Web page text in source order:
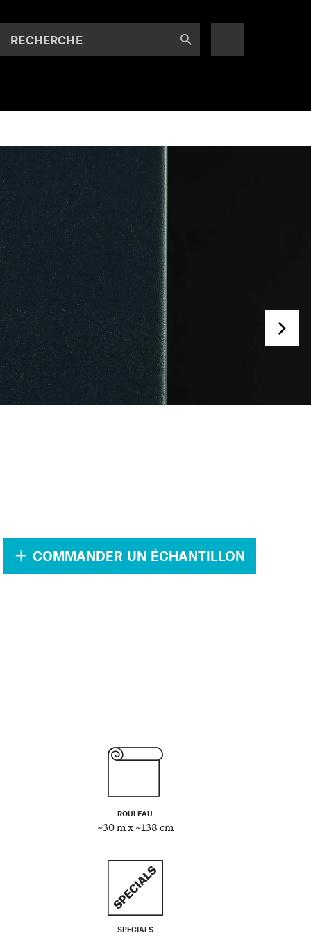
RECHERCHE
COMMANDER UN ÉCHANTILLON
ROULEAU
~30 m x ~138 cm
SPECIALS